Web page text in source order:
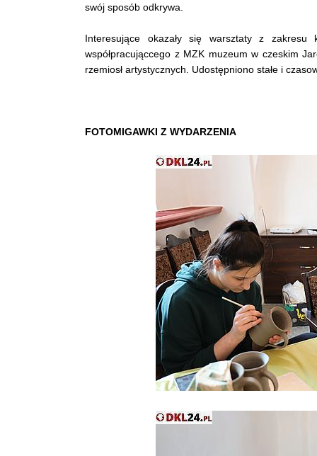
swój sposób odkrywa.
Interesujące okazały się warsztaty z
współpracująccego z MZK muzeum w czeskim
rzemiosł artystycznych. Udostępniono stałe i
FOTOMIGAWKI Z WYDARZENIA